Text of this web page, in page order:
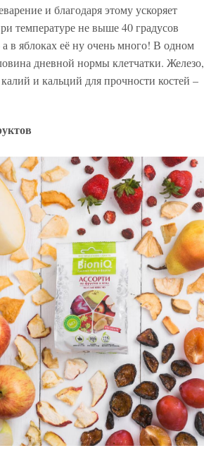
и благодаря этому ускоряет
температуре не выше 40 градусов
в яблоках её ну очень много! В одном
дневной нормы клетчатки. Железо,
и кальций для прочности костей –